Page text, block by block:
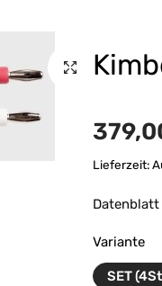
Lieferzeit:
Datenblatt
Variante
SET